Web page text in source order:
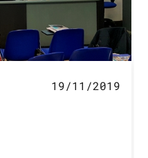
19/11/2019